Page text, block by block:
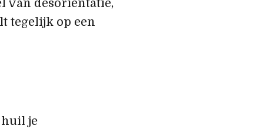
van desoriëntatie,
tegelijk op een
huil je